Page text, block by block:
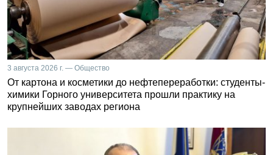
3 августа 2026 г. — Общество
От картона и косметики до нефтепереработки: студенты-
химики Горного университета прошли практику на
крупнейших заводах региона